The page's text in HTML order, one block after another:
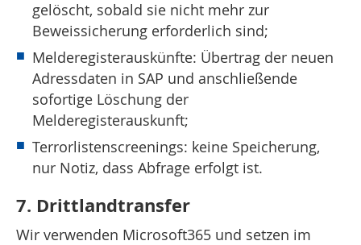
gelöscht, sobald sie nicht mehr zur
Beweissicherung erforderlich sind;
Melderegisterauskünfte: Übertrag der neuen
Adressdaten in SAP und anschließende
sofortige Löschung der
Melderegisterauskunft;
Terrorlistenscreenings: keine Speicherung,
nur Notiz, dass Abfrage erfolgt ist.
7. Drittlandtransfer
Wir verwenden Microsoft365 und setzen im